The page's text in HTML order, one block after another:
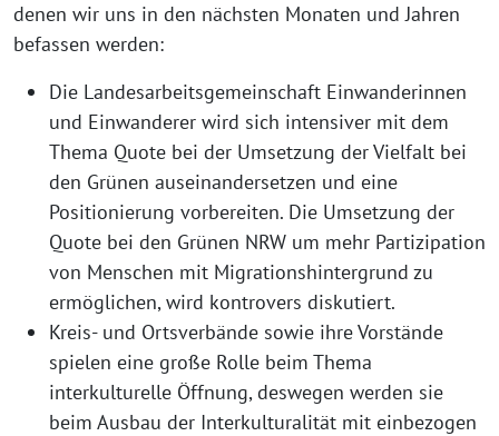
denen wir uns in den nächsten Monaten und Jahren
befassen werden:
Die Landesarbeitsgemeinschaft Einwanderinnen
und Einwanderer wird sich intensiver mit dem
Thema Quote bei der Umsetzung der Vielfalt bei
den Grünen auseinandersetzen und eine
Positionierung vorbereiten. Die Umsetzung der
Quote bei den Grünen NRW um mehr Partizipation
von Menschen mit Migrationshintergrund zu
ermöglichen, wird kontrovers diskutiert.
Kreis- und Ortsverbände sowie ihre Vorstände
spielen eine große Rolle beim Thema
interkulturelle Öffnung, deswegen werden sie
beim Ausbau der Interkulturalität mit einbezogen